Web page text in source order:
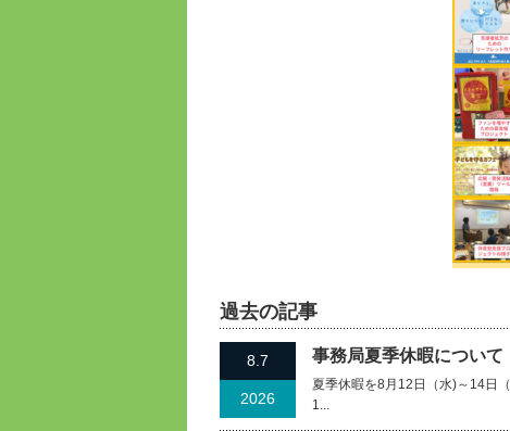
過去の記事
8.7
2026
事務局夏季休暇について
夏季休暇を8月12日（水)～14日
1...